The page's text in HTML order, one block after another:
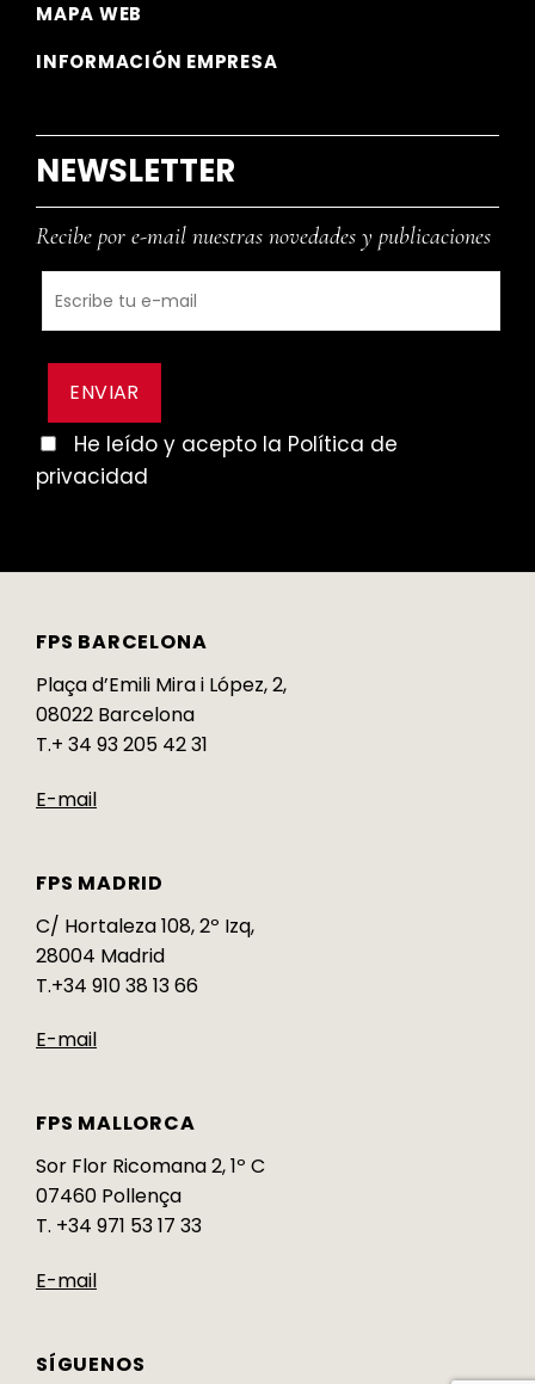
MAPA WEB
INFORMACIÓN EMPRESA
NEWSLETTER
Recibe por e-mail nuestras novedades y publicaciones
He leído y acepto la Política de
privacidad
FPS BARCELONA
Plaça d’Emili Mira i López, 2,
08022 Barcelona
T.+ 34 93 205 42 31
E-mail
FPS MADRID
C/ Hortaleza 108, 2º Izq,
28004 Madrid
T.+34 910 38 13 66
E-mail
FPS MALLORCA
Sor Flor Ricomana 2, 1º C
07460 Pollença
T. +34 971 53 17 33
E-mail
SÍGUENOS